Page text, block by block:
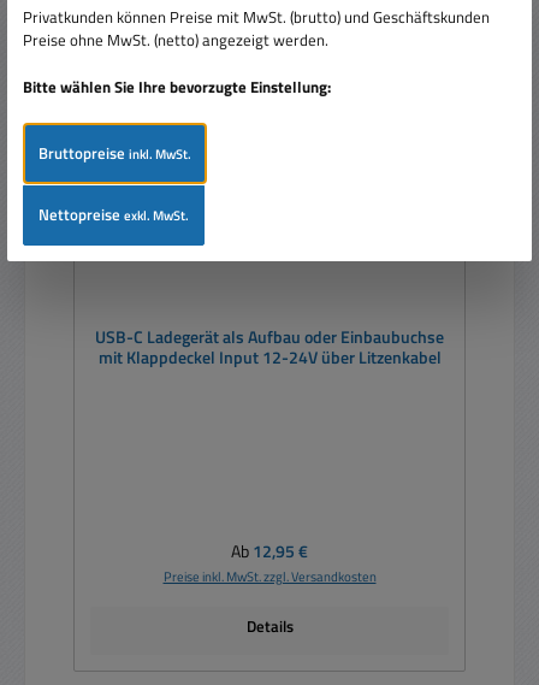
Tipp
USB-C Ladegerät als Aufbau oder Einbaubuchse
mit Klappdeckel Input 12-24V über Litzenkabel
Regulärer Preis:
Ab12,95 €
Preise inkl. MwSt. zzgl. Versandkosten
Details
Privatkunden können Preise mit MwSt. (brutto) und Geschäftskunden
Preise ohne MwSt. (netto) angezeigt werden.
Bitte wählen Sie Ihre bevorzugte Einstellung:
Bruttopreiseinkl. MwSt.
Nettopreiseexkl. MwSt.